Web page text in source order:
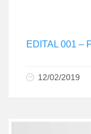
EDITAL 001 –
12/02/2019